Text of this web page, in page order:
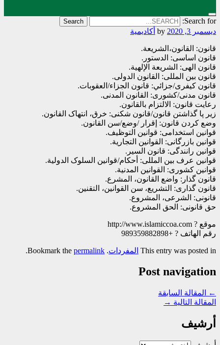
Search for:
ديسمبر 3, 2020
أکادیمیة
قانون: القانون،الشریعة.
قانون اساسی: الدستور.
قانون الهی: الشریعة الإلهیة.
قانون بین المللی: القانون الدولی.
قانون کیفری/جزائي: قانون الجزاء/العقوبات.
قانون مدنی/کشوری: القانون المدنی.
رعایت قانون: الالتزام بالقانون.
زیر پا گذاشتن قانون/قانون شکنی: خرق، انتهاک القانون.
وضع کردن قانون: إقرار /وضع/سن القانون.
قوانین استخدامی: قوانین التوظیف.
قوانین بازرگانی: القوانین التجاریة.
قوانین رانندگی: قانون السیر.
قوانین عرف بین المللی: أحکام/قوانین السلوک الدولیة.
قوانین کشوری: القوانین المدنیة.
قانون گذار: واضع القانون، المشرع.
قانون گذاری: التشریع، سن القوانین، التقنین.
قانونی: الشرعی، المشروع.
حق قانونی: الحق المشروع.
موقع ? http://www.islamiccoa.com
رقم الهاتف ? +989359882898
This entry was posted in المفردات. Bookmark the
permalink
.
Post navigation
←
المقالة السابقة
المقالة التالية →
أرشيف